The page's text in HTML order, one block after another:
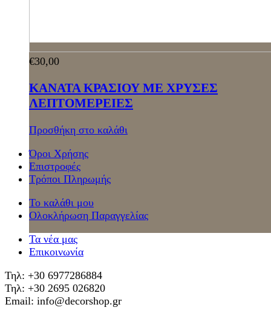
€30,00
ΚΑΝΑΤΑ ΚΡΑΣΙΟΥ ΜΕ ΧΡΥΣΕΣ
ΛΕΠΤΟΜΕΡΕΙΕΣ
Προσθήκη στο καλάθι
Όροι Χρήσης
Επιστροφές
Τρόποι Πληρωμής
Το καλάθι μου
Ολοκλήρωση Παραγγελίας
Τα νέα μας
Επικοινωνία
Τηλ: +30 6977286884
Τηλ: +30 2695 026820
Email: info@decorshop.gr